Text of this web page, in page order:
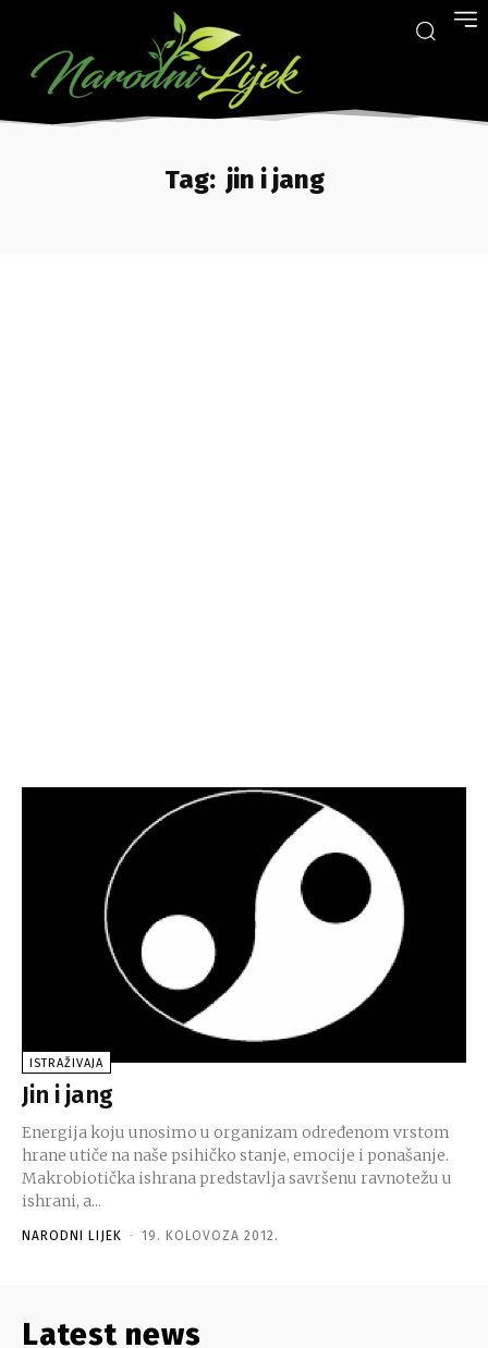
Tag: jin i jang
ISTRAŽIVAJA
Jin i jang
Energija koju unosimo u organizam određenom vrstom
hrane utiče na naše psihičko stanje, emocije i ponašanje.
Makrobiotička ishrana predstavlja savršenu ravnotežu u
ishrani, a...
NARODNI LIJEK - 19. KOLOVOZA 2012.
Latest news